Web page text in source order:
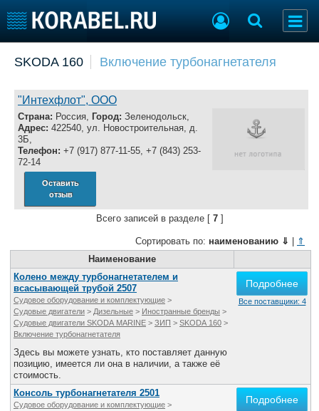
Пульс
Новости
Компании
Репутация
Работа
Крюинг
Журнал
Продажа флота
Оборудование
Изделия
Конференции
Выставки и семинары
Личности
Словарь
Галерея флота
Отзывы
Все службы
SKODA 160 Включение турбонагнетателя
"Интехфлот", ООО
Страна: Россия, Город: Зеленодольск,
Адрес: 422540, ул. Новостроительная, д.
3Б,
Телефон: +7 (917) 877-11-55, +7 (843) 253-
72-14
Оставить
отзыв
Всего записей в разделе [ 7]
Сортировать по: наименованию ⇓
⇑
Наименование
Колено между турбонагнетателем и
всасывающей трубой 2507
Судовое оборудование и комплектующие >
Судовые двигатели > Дизельные > Иностранные бренды >
Судовые двигатели SKODA MARINE > ЗИП > SKODA 160 >
Включение турбонагнетателя
Здесь вы можете узнать, кто поставляет данную
позицию, имеется ли она в наличии, а также её
стоимость.
Подробнее
Все поставщики: 4
Консоль турбонагнетателя 2501
Судовое оборудование и комплектующие >
Подробнее